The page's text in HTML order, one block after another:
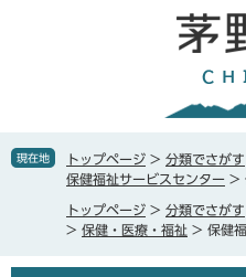
で
ば
へ
現在地 トップページ > 分類でさがす
保健福祉サービスセンター >
トップページ > 分類でさがす
> 保健・医療・福祉 > 保健